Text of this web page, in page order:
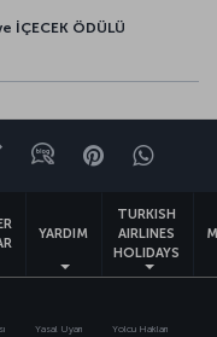
İÇECEK ÖDÜLÜ
TiktokBlogPinterest
YARDIM
TURKISH
AIRLINES
HOLIDAYS
Yasal Uyarı Yolcu Hakları